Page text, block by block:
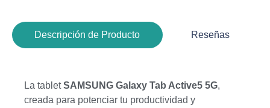
Descripción de Producto Reseñas
La tabletSAMSUNG Galaxy Tab Active5 5G,
creada para potenciar tu productividad y